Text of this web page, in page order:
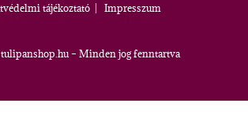
tájékoztató| Impresszum
– Minden jog fenntartva